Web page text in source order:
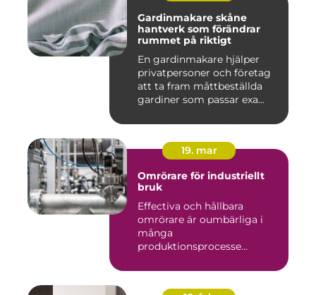
Gardinmakare skåne
hantverk som förändrar
rummet på riktigt
En gardinmakare hjälper
privatpersoner och företag
att ta fram måttbeställda
gardiner som passar exa...
19. mar
Omrörare för industriellt
bruk
Effectiva och hållbara
omrörare är oumbärliga i
många
produktionsprocesse...